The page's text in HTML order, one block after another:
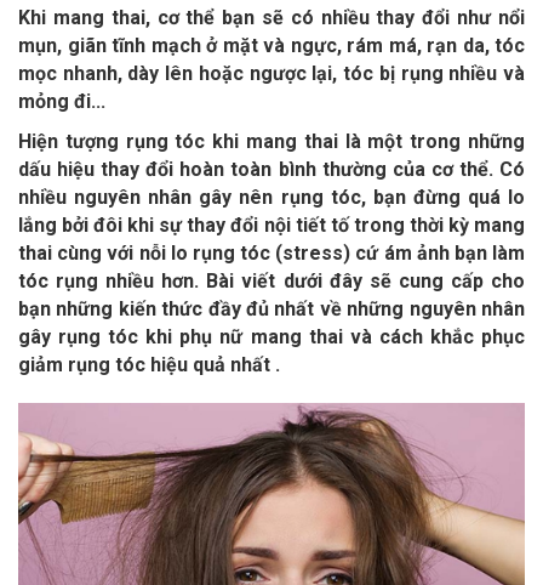
Khi mang thai, cơ thể bạn sẽ có nhiều thay đổi như nổi
mụn, giãn tĩnh mạch ở mặt và ngực, rám má, rạn da, tóc
mọc nhanh, dày lên hoặc ngược lại, tóc bị rụng nhiều và
mỏng đi...
Hiện tượng rụng tóc khi mang thai là một trong những
dấu hiệu thay đổi hoàn toàn bình thường của cơ thể. Có
nhiều nguyên nhân gây nên rụng tóc, bạn đừng quá lo
lắng bởi đôi khi sự thay đổi nội tiết tố trong thời kỳ mang
thai cùng với nỗi lo rụng tóc (stress) cứ ám ảnh bạn làm
tóc rụng nhiều hơn. Bài viết dưới đây sẽ cung cấp cho
bạn những kiến thức đầy đủ nhất về những nguyên nhân
gây rụng tóc khi phụ nữ mang thai và cách khắc phục
giảm rụng tóc hiệu quả nhất .